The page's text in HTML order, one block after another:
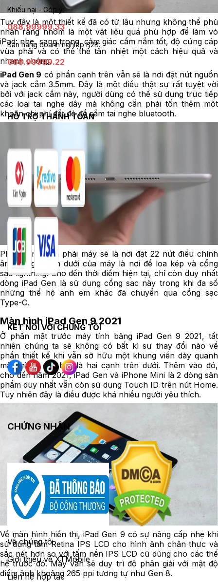
Tuy đây là một thiết kế đã có từ lâu nhưng không thể phủ
nhận rằng nhôm là một vật liệu quá phù hợp để làm vỏ
iPad: nhẹ, sang trọng, cảm giác cầm nắm tốt, độ cứng cáp
vừa phải và có thể thể tản nhiệt một cách hiệu quả và
nhanh chóng.
iPad Gen 9 có phần cạnh trên vẫn sẽ là nơi đặt nút nguồn
và jack cắm 3.5mm. Đây là một điều thật sự rất tuyệt vời
bởi với jack cắm này, người dùng có thể sử dụng trực tiếp
các loại tai nghe dây mà không cần phải tốn thêm một
khoản chi phí đắt đỏ để sắm tai nghe bluetooth.
Phần cạnh bên phải máy sẽ là nơi đặt 22 nút điều chỉnh
âm lượng. Cạnh dưới của máy là nơi để loa kép và cổng
sạc lightning. Cho đến thời điểm hiện tại, chỉ còn duy nhất
dòng iPad Gen là sử dụng cổng sạc này trong khi đa số
những thế hệ anh em khác đã chuyển qua cổng sạc
Type-C.
Màn hình iPad Gen 9 2021
Ở phần mặt trước máy tính bảng iPad Gen 9 2021, tất
nhiên chúng ta sẽ không có bất kì sự thay đổi nào về
phần thiết kế khi vẫn sở hữu một khung viền dày quanh
màn hình, đặc biệt là hai cạnh trên dưới. Thêm vào đó,
cho đến năm 2021, iPad Gen và iPhone Mini là 2 dòng sản
phẩm duy nhất vẫn còn sử dụng Touch ID trên nút Home.
Tuy nhiên đây là điều được khá nhiều người yêu thích.
Về màn hình hiển thị, iPad Gen 9 có sự nâng cấp nhẹ khi
sử dụng tấm Retina IPS LCD cho hình ảnh chân thực và
sắc nét hơn so với tấm nền IPS LCD cũ dùng cho các thế
hệ trước đó. Máy vẫn sẽ duy trì độ phân giải với mật độ
điểm ảnh khoảng 265 ppi tương tự như Gen 8.
Khiếu nại - Góp ý:
088.99999.33
Bán hàng doanh nghiệp B2B:
088.99999.22
HỖ TRỢ THANH TOÁN
KẾT NỐI VỚI CHÚNG TÔI
CHỨNG NHẬN
Về chúng tôi
Giới thiệu về XTMobile
Liên hệ hợp tác